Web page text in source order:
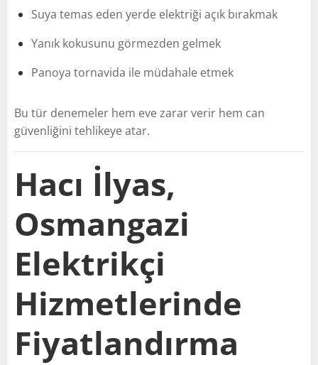
Suya temas eden yerde elektriği açık bırakmak
Yanık kokusunu görmezden gelmek
Panoya tornavida ile müdahale etmek
Bu tür denemeler hem eve zarar verir hem can
güvenliğini tehlikeye atar.
Hacı İlyas,
Osmangazi
Elektrikçi
Hizmetlerinde
Fiyatlandırma